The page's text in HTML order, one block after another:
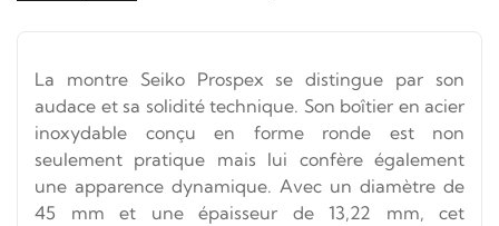
La montre Seiko Prospex se distingue par son
audace et sa solidité technique. Son boîtier en acier
inoxydable conçu en forme ronde est non
seulement pratique mais lui confère également
une apparence dynamique. Avec un diamètre de
45 mm et une épaisseur de 13,22 mm, cet